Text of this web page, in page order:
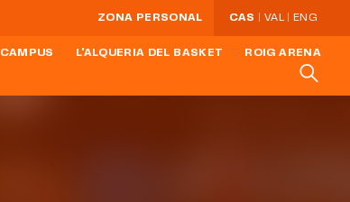
ZONA PERSONAL CAS VAL ENG
CAMPUS L'ALQUERIA DEL BASKET ROIG ARENA